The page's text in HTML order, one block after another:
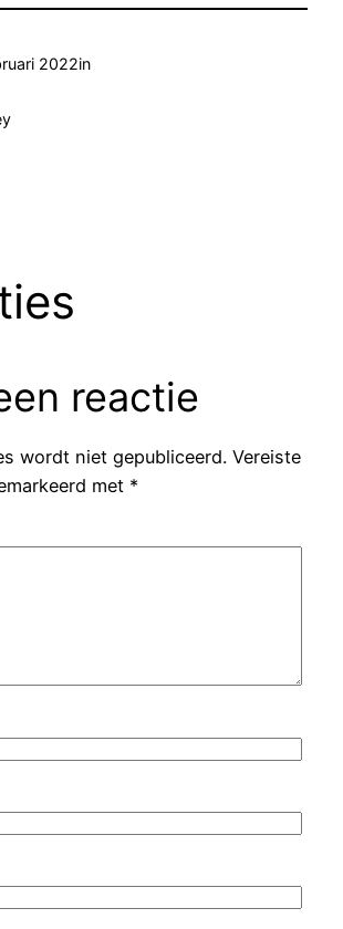
2022in
reactie
wordt niet gepubliceerd. Vereiste
met *